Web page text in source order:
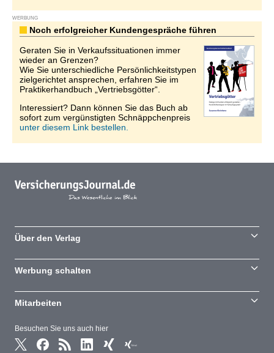
WERBUNG
Noch erfolgreicher Kundengespräche führen
Geraten Sie in Verkaufssituationen immer
wieder an Grenzen?
Wie Sie unterschiedliche Persönlichkeitstypen
zielgerichtet ansprechen, erfahren Sie im
Praktikerhandbuch „Vertriebsgötter“.
Interessiert? Dann können Sie das Buch ab
sofort zum vergünstigten Schnäppchenpreis
unter diesem Link bestellen.
Besuchen Sie uns auch hier
Über den Verlag
Werbung schalten
Mitarbeiten